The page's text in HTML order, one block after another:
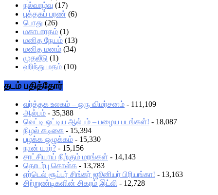
நல்வாழ்வு (17)
புத்தகப் பரண் (6)
பொது (26)
மகாபாரதம் (1)
மனித நேயம் (13)
மனித மனம் (34)
முதலீடு (1)
ஹிந்து மதம் (10)
தடம் பதித்தோர்
வர்த்தக உலகம் – ஒரு விமர்சனம் - 111,109
ஆல்பம் - 35,388
வெட்டி ஒட்டிய ஆல்பம் – பழைய படங்கள்! - 18,087
நிழல் கடிகை - 15,394
பழக்க ஒழுக்கம் - 15,330
நான் யார்? - 15,156
சாட்சியாய் நிற்கும் மரங்கள் - 14,143
தொடர்பு கொள்க - 13,783
ஏர்டெல் சூப்பர் சிங்கர் ஜூனியர் பிரியங்கா! - 13,163
சிற்றுண்டிகளின் சிகரம் இட்லி - 12,728